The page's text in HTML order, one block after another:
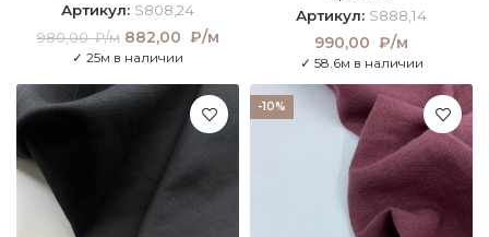
Артикул: S808,24
980,00₽/м Первоначальная
цена составляла
882,00 ₽/м
₽/м.
✓ 25м в наличии
Артикул: S888,14
990,00 ₽/м
✓ 58.6м в наличии
-10%